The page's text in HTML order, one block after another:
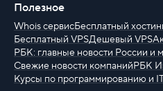
Полезное
Whois сервисБесплатный
Бесплатный VPSДешевый VPS
РБК: главные новости России и
Свежие новости компанийРБК
Курсы по программированию и